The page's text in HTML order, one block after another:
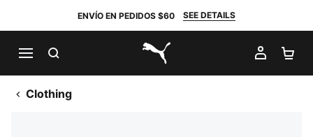
ENVÍO EN PEDIDOS $60 SEE DETAILS
PUMA.com
MI
Clothing